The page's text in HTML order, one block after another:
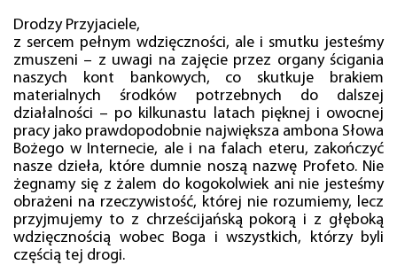
Drodzy Przyjaciele,
z sercem pełnym wdzięczności, ale i smutku jesteśmy
zmuszeni – z uwagi na zajęcie przez organy ścigania
naszych kont bankowych, co skutkuje brakiem
materialnych środków potrzebnych do dalszej
działalności – po kilkunastu latach pięknej i owocnej
pracy jako prawdopodobnie największa ambona Słowa
Bożego w Internecie, ale i na falach eteru, zakończyć
nasze dzieła, które dumnie noszą nazwę Profeto. Nie
żegnamy się z żalem do kogokolwiek ani nie jesteśmy
obrażeni na rzeczywistość, której nie rozumiemy, lecz
przyjmujemy to z chrześcijańską pokorą i z głęboką
wdzięcznością wobec Boga i wszystkich, którzy byli
częścią tej drogi.